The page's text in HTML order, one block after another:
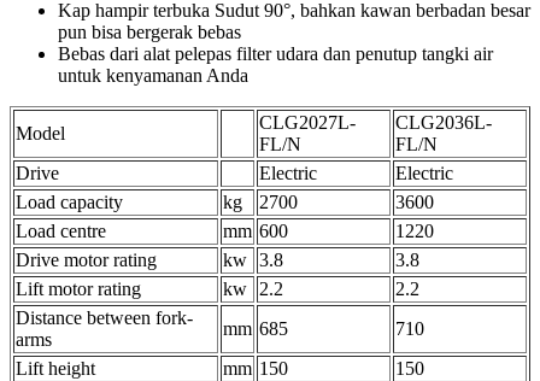
Kap hampir terbuka Sudut 90°, bahkan kawan berbadan besar
pun bisa bergerak bebas
Bebas dari alat pelepas filter udara dan penutup tangki air
untuk kenyamanan Anda
Model
CLG2027L-
FL/N
CLG2036L-
FL/N
Drive
Electric
Electric
Load capacity
kg 2700
3600
Load centre
mm 600
1220
Drive motor rating
kw 3.8
3.8
Lift motor rating
kw 2.2
2.2
Distance between fork-
arms
mm 685
710
Lift height
mm 150
150